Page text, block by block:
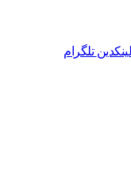
لینکدین تلگرام